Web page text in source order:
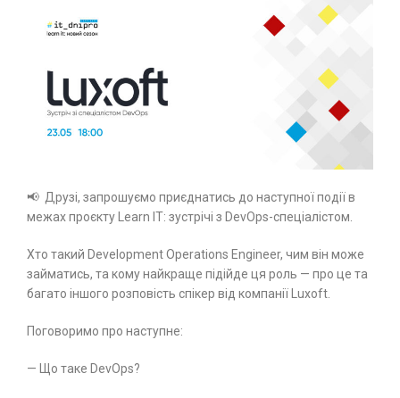
📢 Друзі, запрошуємо приєднатись до наступної події в
межах проєкту Learn IT: зустрічі з DevOps-спеціалістом.
Хто такий Development Operations Engineer, чим він може
займатись, та кому найкраще підійде ця роль — про це та
багато іншого розповість спікер від компанії Luxoft.
Поговоримо про наступне:
— Що таке DevOps?